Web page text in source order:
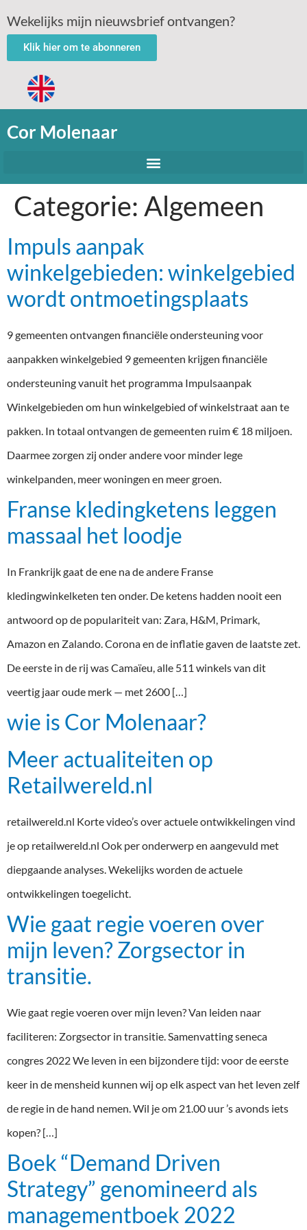
Wekelijks mijn nieuwsbrief ontvangen?
Klik hier om te abonneren
Cor Molenaar
Categorie: Algemeen
Impuls aanpak
winkelgebieden: winkelgebied
wordt ontmoetingsplaats
9 gemeenten ontvangen financiële ondersteuning voor
aanpakken winkelgebied 9 gemeenten krijgen financiële
ondersteuning vanuit het programma Impulsaanpak
Winkelgebieden om hun winkelgebied of winkelstraat aan te
pakken. In totaal ontvangen de gemeenten ruim € 18 miljoen.
Daarmee zorgen zij onder andere voor minder lege
winkelpanden, meer woningen en meer groen.
Franse kledingketens leggen
massaal het loodje
In Frankrijk gaat de ene na de andere Franse
kledingwinkelketen ten onder. De ketens hadden nooit een
antwoord op de populariteit van: Zara, H&M, Primark,
Amazon en Zalando. Corona en de inflatie gaven de laatste zet.
De eerste in de rij was Camaïeu, alle 511 winkels van dit
veertig jaar oude merk — met 2600 […]
wie is Cor Molenaar?
Meer actualiteiten op
Retailwereld.nl
retailwereld.nl Korte video’s over actuele ontwikkelingen vind
je op retailwereld.nl Ook per onderwerp en aangevuld met
diepgaande analyses. Wekelijks worden de actuele
ontwikkelingen toegelicht.
Wie gaat regie voeren over
mijn leven? Zorgsector in
transitie.
Wie gaat regie voeren over mijn leven? Van leiden naar
faciliteren: Zorgsector in transitie. Samenvatting seneca
congres 2022 We leven in een bijzondere tijd: voor de eerste
keer in de mensheid kunnen wij op elk aspect van het leven zelf
de regie in de hand nemen. Wil je om 21.00 uur ’s avonds iets
kopen? […]
Boek “Demand Driven
Strategy” genomineerd als
managementboek 2022